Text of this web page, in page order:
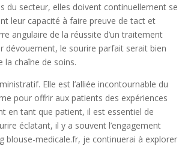
du secteur, elles doivent continuellement se
leur capacité à faire preuve de tact et
angulaire de la réussite d’un traitement
dévouement, le sourire parfait serait bien
la chaîne de soins.
Elle est l’alliée incontournable du
pour offrir aux patients des expériences
en tant que patient, il est essentiel de
éclatant, il y a souvent l’engagement
blouse-medicale.fr, je continuerai à explorer